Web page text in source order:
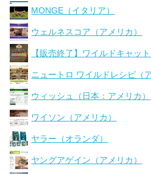
MONGE（イタリア）
ウェルネスコア（アメリカ）
【販売終了】ワイルドキャット
ニュートロ ワイルドレシピ（
ウィッシュ（日本：アメリカ）
ワイソン（アメリカ）
ヤラー（オランダ）
ヤングアゲイン（アメリカ）